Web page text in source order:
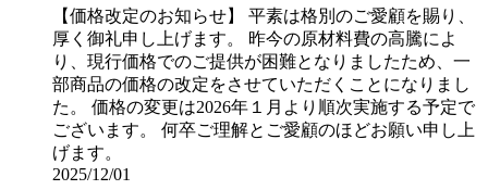
【価格改定のお知らせ】 平素は格別のご愛顧を賜り、
厚く御礼申し上げます。 昨今の原材料費の高騰によ
り、現行価格でのご提供が困難となりましたため、一
部商品の価格の改定をさせていただくことになりまし
た。 価格の変更は2026年１月より順次実施する予定で
ございます。 何卒ご理解とご愛顧のほどお願い申し上
げます。
2025/12/01